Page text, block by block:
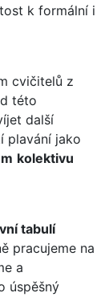
k formální i
cvičitelů z
této
další
plavání jako
kolektivu
tabulí
pracujeme na
a
úspěšný